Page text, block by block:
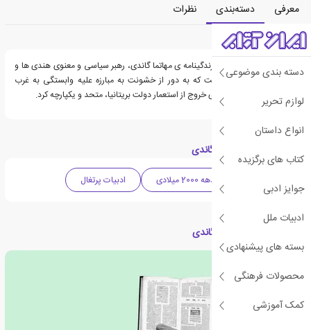
دسته بندی موضوعی
لوازم تحریر
انواع داستان
کتاب های برگزیده
جوایز ادبی
ادبیات ملل
بسته های پیشنهادی
محصولات فرهنگی
کمک آموزشی
معرفی دسته‌بندی
نظرات
معرفی کتاب گاندی
کتاب حاضر دربردارنده ی زندگینامه ی مهاتما گاندی، رهبر سیاسی و معنوی هندی ها و
مبارز بزرگ و جسوری است که به دور از خشونت به مبارزه علیه وابستگی به غرب
پرداخت و ملت هند را برای خروج از استعمار دولت بریتانیا، متحد و یکپارچه کرد.
دسته بندی های کتاب گاندی
دهه 2000 میلادی ادبیات پرتغال
مقالات مرتبط با کتاب گاندی